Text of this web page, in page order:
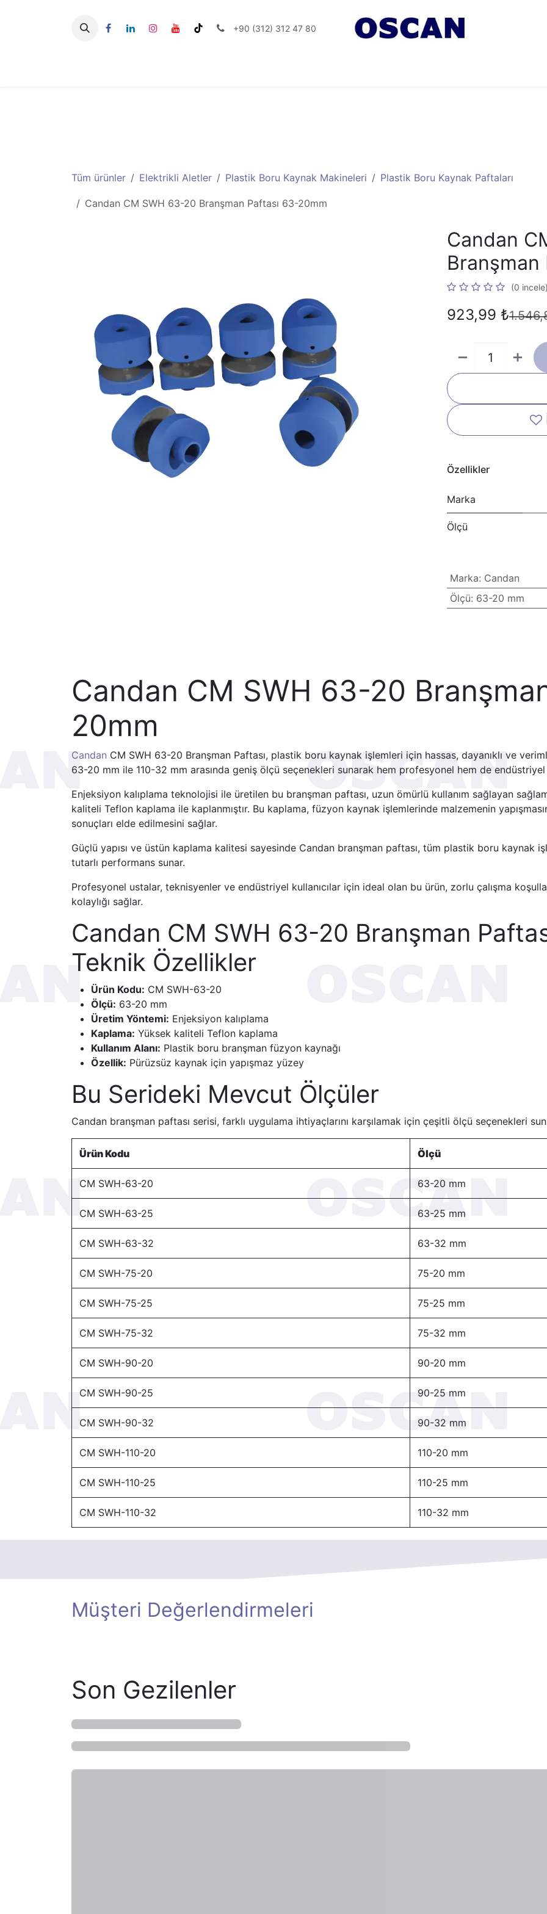
+90 (312) 312 47 80
Tüm ürünler Elektrikli Aletler Plastik Boru Kaynak Makineleri Plastik Boru Kaynak Paftaları
Candan CM SWH 63-20 Branşman Paftası 63-20mm
Candan
Branşman
(0
923,99 ₺
Özellikler
Marka
Ölçü
Marka: Candan
Ölçü: 63-20 mm
Candan CM SWH 63-20
20mm
Candan CM SWH 63-20 Branşman Paftası, plastik boru kaynak işlemleri için hassas, dayanıklı ve
63-20 mm ile 110-32 mm arasında geniş ölçü seçenekleri sunarak hem profesyonel hem de
Enjeksiyon kalıplama teknolojisi ile üretilen bu branşman paftası, uzun ömürlü kullanım sağlayan
kaliteli Teflon kaplama ile kaplanmıştır. Bu kaplama, füzyon kaynak işlemlerinde malzemenin
sonuçları elde edilmesini sağlar.
Güçlü yapısı ve üstün kaplama kalitesi sayesinde Candan branşman paftası, tüm plastik boru kaynak
tutarlı performans sunar.
Profesyonel ustalar, teknisyenler ve endüstriyel kullanıcılar için ideal olan bu ürün, zorlu çalışma
kolaylığı sağlar.
Candan CM SWH 63-20 Branşman
Teknik Özellikler
Ürün Kodu: CM SWH-63-20
Ölçü: 63-20 mm
Üretim Yöntemi: Enjeksiyon kalıplama
Kaplama: Yüksek kaliteli Teflon kaplama
Kullanım Alanı: Plastik boru branşman füzyon kaynağı
Özellik: Pürüzsüz kaynak için yapışmaz yüzey
Bu Serideki Mevcut Ölçüler
Candan branşman paftası serisi, farklı uygulama ihtiyaçlarını karşılamak için çeşitli ölçü seçenekleri
Ürün Kodu Ölçü
CM SWH-63-20 63-20 mm
CM SWH-63-25 63-25 mm
CM SWH-63-32 63-32 mm
CM SWH-75-20 75-20 mm
CM SWH-75-25 75-25 mm
CM SWH-75-32 75-32 mm
CM SWH-90-20 90-20 mm
CM SWH-90-25 90-25 mm
CM SWH-90-32 90-32 mm
CM SWH-110-20 110-20 mm
CM SWH-110-25 110-25 mm
CM SWH-110-32 110-32 mm
Müşteri Değerlendirmeleri
Son Gezilenler